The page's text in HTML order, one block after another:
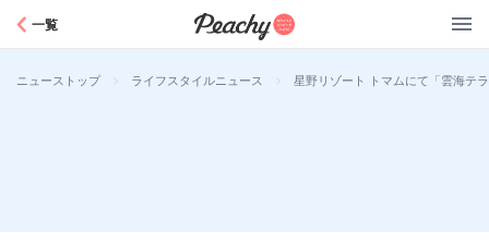
一覧
ニューストップ > ライフスタイルニュース > 星野リゾート トマムにて「雲海テ